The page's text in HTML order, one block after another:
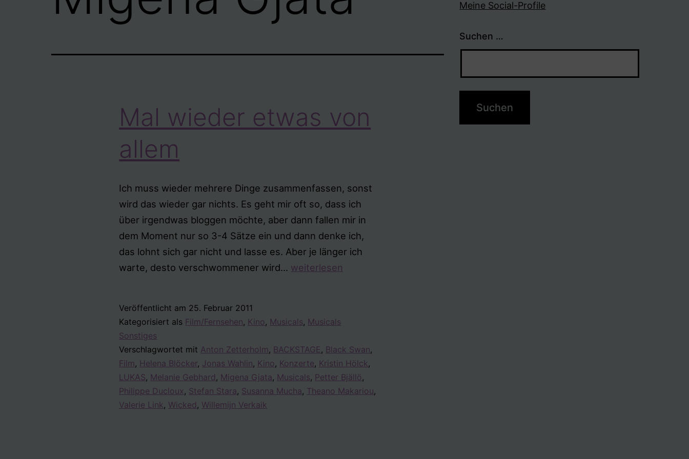
Mal wieder etwas von
allem
Ich muss wieder mehrere Dinge zusammenfassen, sonst
wird das wieder gar nichts. Es geht mir oft so, dass ich
über irgendwas bloggen möchte, aber dann fallen mir in
dem Moment nur so 3-4 Sätze ein und dann denke ich,
das lohnt sich gar nicht und lasse es. Aber je länger ich
warte, desto verschwommener wird… Mal
allem
weiterlesen
Veröffentlicht am 25. Februar 2011
Kategorisiert als Film/Fernsehen, Kino, Musicals, Musicals
Sonstiges
Verschlagwortet mit Anton Zetterholm, BACKSTAGE , Black Swan,
Film, Helena Blöcker, Jonas Wahlin, Kino, Konzerte, Kristin Hölck ,
LUKAS, Melanie Gebhard , Migena Gjata, Musicals, Petter Bjällö,
Philippe Ducloux , Stefan Stara, Susanna Mucha, Theano Makariou,
Valerie Link , Wicked , Willemijn Verkaik
Meine Social-Profile
Suchen …